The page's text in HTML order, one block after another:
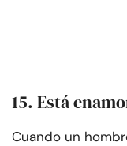
15. Está
Cuando un